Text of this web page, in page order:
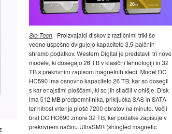
Slo-Tech- Proizvajalci diskov z različnimi triki še
vedno uspešno dvigujejo kapacitete 3,5-palčnih
shramb podatkov. Western Digital je predstavil tri nove
modele, ki dosegajo 26 TB v klasični tehnologiji in 32
TB s prekrivnim zapisom magnetnih sledi. Model DC
HC590 ima osnovno kapaciteto 26 TB, kar so dosegli
s kar enajstimi ploščami, ki so jih stlačili v ohišje. Disk
ima 512 MB predpomnilnika, priključka SAS in SATA
ter hitrost vrtenja plošč 7200 obratov na minuto. Večji
brat DC HC690 zmore 32 TB, ker podatke zapisuje v
prekrivnem načinu UltraSMR (shingled magnetic